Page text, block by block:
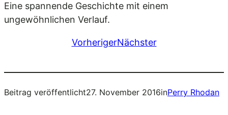
Eine spannende Geschichte mit einem
ungewöhnlichen Verlauf.
VorherigerNächster
Beitrag veröffentlicht27. November 2016inPerry Rhodan